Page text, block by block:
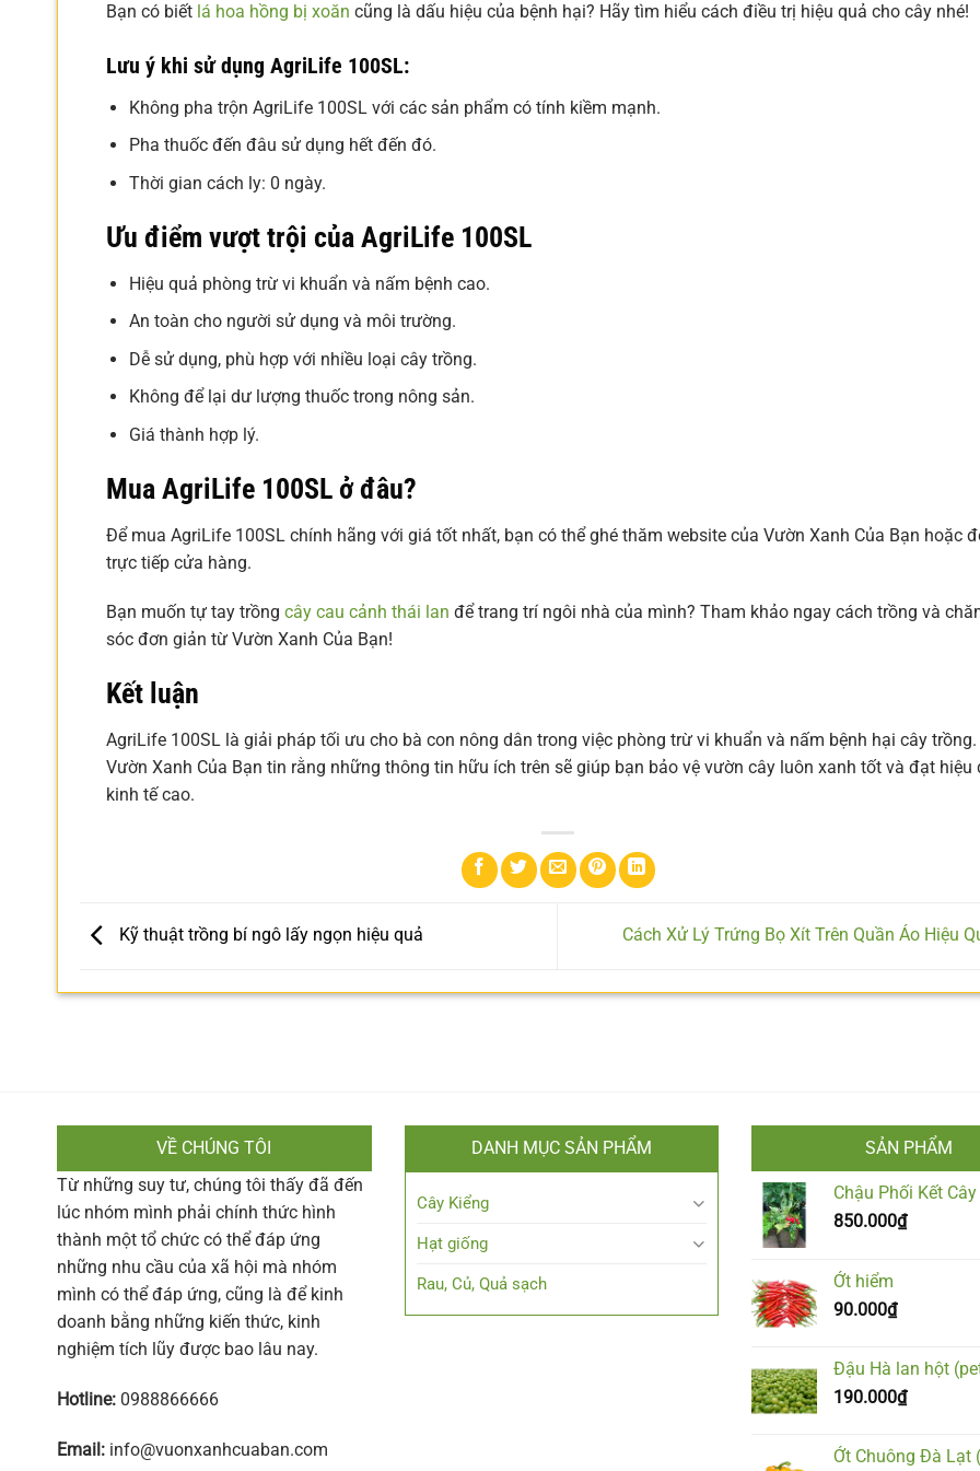
Bạn có biết lá hoa hồng bị xoăn cũng là dấu hiệu của bệnh hại? Hãy tìm hiểu cách điều trị hiệu quả cho cây nhé!
Lưu ý khi sử dụng AgriLife 100SL:
Không pha trộn AgriLife 100SL với các sản phẩm có tính kiềm mạnh.
Pha thuốc đến đâu sử dụng hết đến đó.
Thời gian cách ly: 0 ngày.
Ưu điểm vượt trội của AgriLife 100SL
Hiệu quả phòng trừ vi khuẩn và nấm bệnh cao.
An toàn cho người sử dụng và môi trường.
Dễ sử dụng, phù hợp với nhiều loại cây trồng.
Không để lại dư lượng thuốc trong nông sản.
Giá thành hợp lý.
Mua AgriLife 100SL ở đâu?
Để mua AgriLife 100SL chính hãng với giá tốt nhất, bạn có thể ghé thăm website của Vườn Xanh Của Bạn hoặc
trực tiếp cửa hàng.
Bạn muốn tự tay trồng cây cau cảnh thái lan để trang trí ngôi nhà của mình? Tham khảo ngay cách trồng và
sóc đơn giản từ Vườn Xanh Của Bạn!
Kết luận
AgriLife 100SL là giải pháp tối ưu cho bà con nông dân trong việc phòng trừ vi khuẩn và nấm bệnh hại cây trồng.
Vườn Xanh Của Bạn tin rằng những thông tin hữu ích trên sẽ giúp bạn bảo vệ vườn cây luôn xanh tốt và đạt hiệu
kinh tế cao.
Kỹ thuật trồng bí ngô lấy ngọn hiệu quả Cách Xử Lý Trứng Bọ Xít Trên Quần Áo Hiệu
VỀ CHÚNG TÔI
Từ những suy tư, chúng tôi thấy đã đến
lúc nhóm mình phải chính thức hình
thành một tổ chức có thể đáp ứng
những nhu cầu của xã hội mà nhóm
mình có thể đáp ứng, cũng là để kinh
doanh bằng những kiến thức, kinh
nghiệm tích lũy được bao lâu nay.
Hotline: 0988866666
Email: info@vuonxanhcuaban.com
DANH MỤC SẢN PHẨM
Cây Kiểng
Hạt giống
Rau, Củ, Quả sạch
SẢN PHẨM
Chậu Phối Kết
850.000₫
Ớt hiểm
90.000₫
Đậu Hà lan hột
190.000₫
Ớt Chuông Đà Lạt